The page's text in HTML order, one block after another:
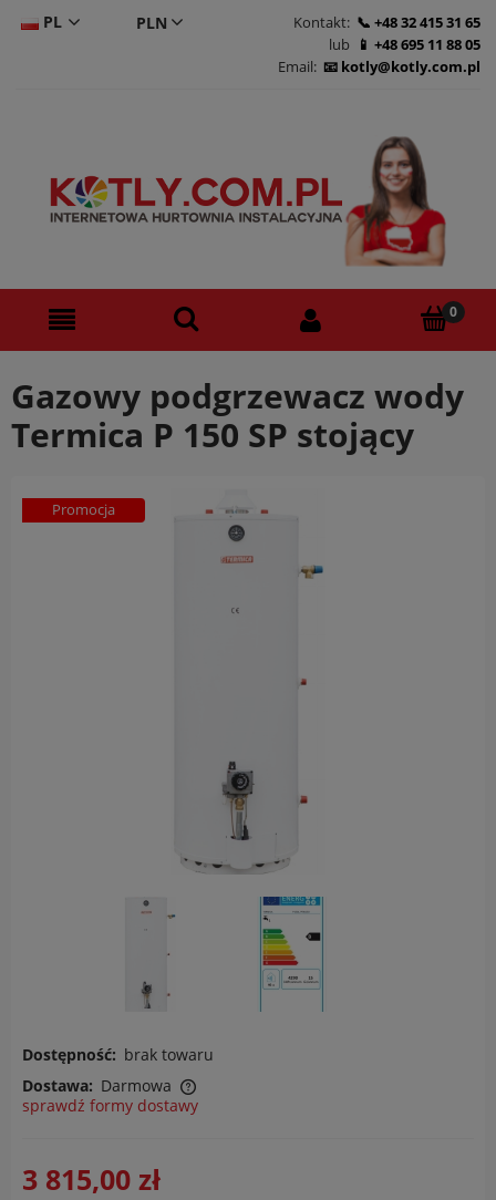
PL Kontakt:
+48 32 415 31 65
lub
+48 695 11 88 05
Email:
kotly@kotly.com.pl
Gazowy podgrzewacz wody
Termica P 150 SP stojący
Promocja
Dostępność: brak towaru
Dostawa: Darmowa
Cena nie zawiera ewentualnych kosztów płatności
sprawdź formy dostawy
3 815,00 zł